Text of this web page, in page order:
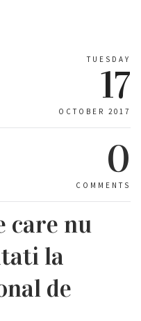
TUESDAY
17
OCTOBER 2017
0
COMMENTS
care nu
la
de